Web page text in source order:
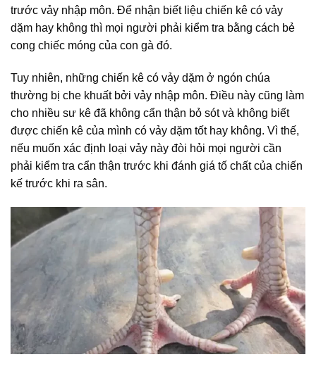
trước vảy nhập môn. Để nhận biết liệu chiến kê có vảy
dặm hay không thì mọi người phải kiểm tra bằng cách bẻ
cong chiếc móng của con gà đó.
Tuy nhiên, những chiến kê có vảy dặm ở ngón chúa
thường bị che khuất bởi vảy nhập môn. Điều này cũng làm
cho nhiều sư kê đã không cẩn thận bỏ sót và không biết
được chiến kê của mình có vảy dặm tốt hay không. Vì thế,
nếu muốn xác định loại vảy này đòi hỏi mọi người cần
phải kiểm tra cẩn thận trước khi đánh giá tố chất của chiến
kế trước khi ra sân.